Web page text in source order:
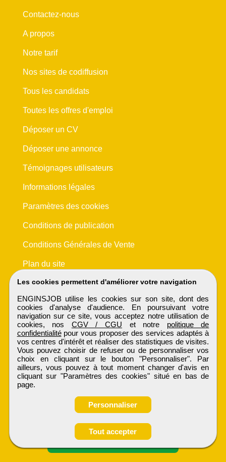
Obtenir ses
coordonnées
Les cookies permettent d'améliorer votre navigation
ENGINSJOB utilise les cookies sur son site, dont des
cookies d'analyse d'audience. En poursuivant votre
navigation sur ce site, vous acceptez notre utilisation de
cookies, nos CGV / CGU et notre politique de
confidentialitépour vous proposer des services adaptés à
vos centres d'intérêt et réaliser des statistiques de visites.
Vous pouvez choisir de refuser ou de personnaliser vos
choix en cliquant sur le bouton "Personnaliser". Par
ailleurs, vous pouvez à tout moment changer d'avis en
cliquant sur "Paramètres des cookies" situé en bas de
page.
Personnaliser
Tout accepter
Contactez-nous
A propos
Notre tarif
Nos sites de codiffusion
Tous les candidats
Toutes les offres d'emploi
Déposer un CV
Déposer une annonce
Témoignages utilisateurs
Informations légales
Paramètres des cookies
Conditions de publication
Conditions Générales de Vente
Plan du site
ENGINSJOB
Tous droits réservés © 1999 - 2026